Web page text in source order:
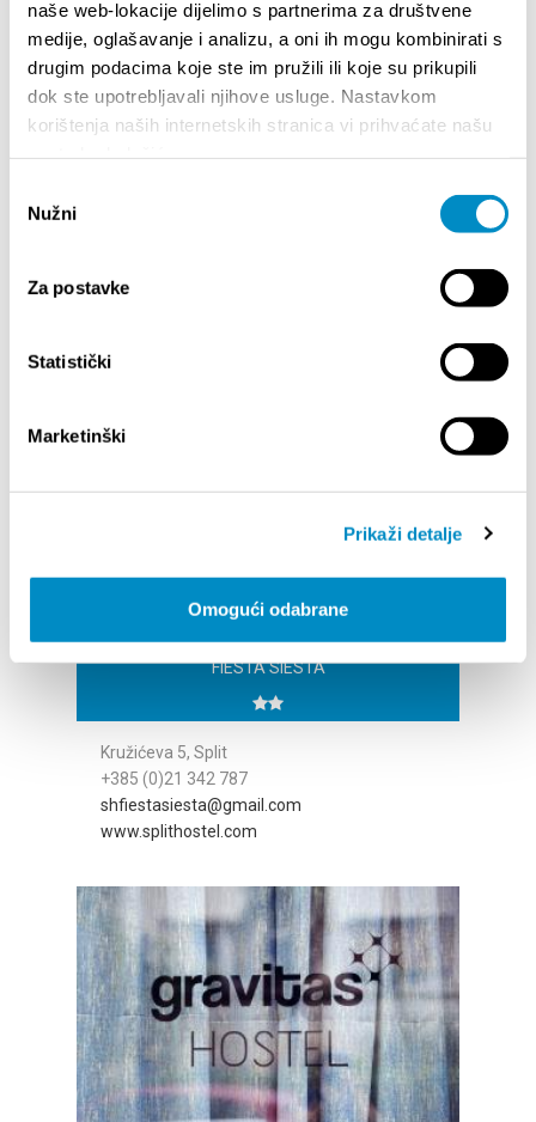
naše web-lokacije dijelimo s partnerima za društvene
medije, oglašavanje i analizu, a oni ih mogu kombinirati s
drugim podacima koje ste im pružili ili koje su prikupili
dok ste upotrebljavali njihove usluge. Nastavkom
korištenja naših internetskih stranica vi prihvaćate našu
pristanka
Nužni
Za postavke
Statistički
Marketinški
Prikaži detalje
Omogući odabrane
EN ROUTE HOSTEL
www.enroutehostel.com
FIESTA SIESTA
Kružićeva 5, Split
+385 (0)21 342 787
shfiestasiesta@gmail.com
www.splithostel.com